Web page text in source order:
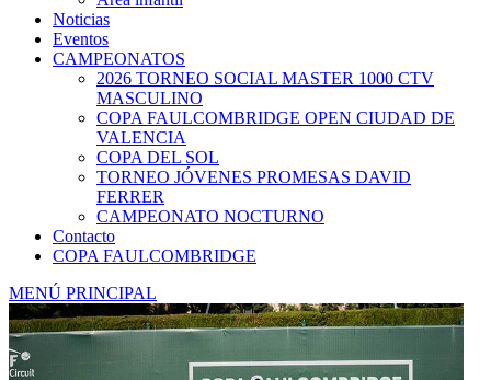
Noticias
Eventos
CAMPEONATOS
2026 TORNEO SOCIAL MASTER 1000 CTV
MASCULINO
COPA FAULCOMBRIDGE OPEN CIUDAD DE
VALENCIA
COPA DEL SOL
TORNEO JÓVENES PROMESAS DAVID
FERRER
CAMPEONATO NOCTURNO
Contacto
COPA FAULCOMBRIDGE
MENÚ PRINCIPAL